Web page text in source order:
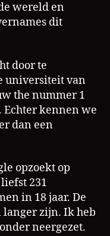
wereld en
dit
door te
universiteit van
the nummer 1
kennen we
dan een
opzoekt op
231
in 18 jaar. De
langer zijn. Ik heb
neergezet.